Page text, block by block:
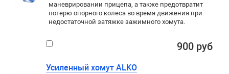
маневрировании прицепа, а также предотвратит
потерю опорного колеса во время движения при
недостаточной затяжке зажимного хомута.
900 руб
Усиленный хомут ALKO